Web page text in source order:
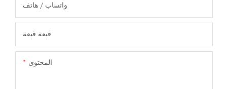
واتساب / هاتف
قبعة قبعة
المحتوى